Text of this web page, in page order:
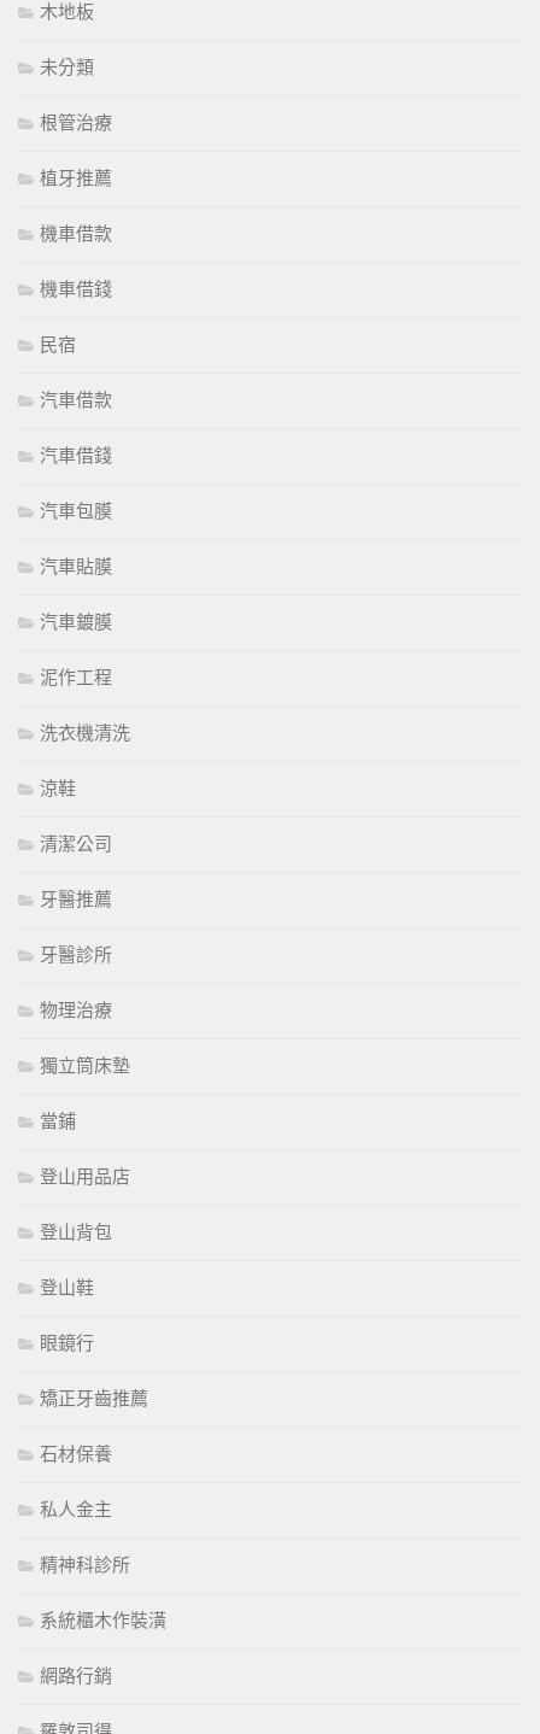
木地板
未分類
根管治療
植牙推薦
機車借款
機車借錢
民宿
汽車借款
汽車借錢
汽車包膜
汽車貼膜
汽車鍍膜
泥作工程
洗衣機清洗
涼鞋
清潔公司
牙醫推薦
牙醫診所
物理治療
獨立筒床墊
當鋪
登山用品店
登山背包
登山鞋
眼鏡行
矯正牙齒推薦
石材保養
私人金主
精神科診所
系統櫃木作裝潢
網路行銷